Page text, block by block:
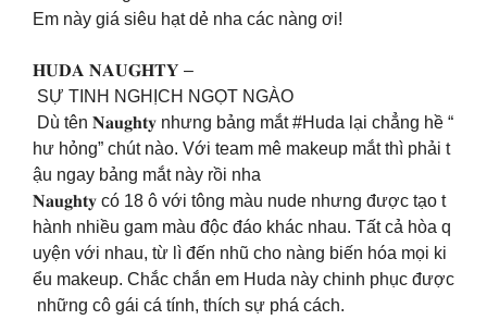
Em này giá siêu hạt dẻ nha các nàng ơi!
𝐇𝐔𝐃𝐀 𝐍𝐀𝐔𝐆𝐇𝐓𝐘 –
SỰ TINH NGHỊCH NGỌT NGÀO
Dù tên 𝐍𝐚𝐮𝐠𝐡𝐭𝐲 nhưng bảng mắt #Huda lại chẳng hề “
hư hỏng” chút nào. Với team mê makeup mắt thì phải t
ậu ngay bảng mắt này rồi nha
𝐍𝐚𝐮𝐠𝐡𝐭𝐲 có 18 ô với tông màu nude nhưng được tạo t
hành nhiều gam màu độc đáo khác nhau. Tất cả hòa q
uyện với nhau, từ lì đến nhũ cho nàng biến hóa mọi ki
ểu makeup. Chắc chắn em Huda này chinh phục được
những cô gái cá tính, thích sự phá cách.